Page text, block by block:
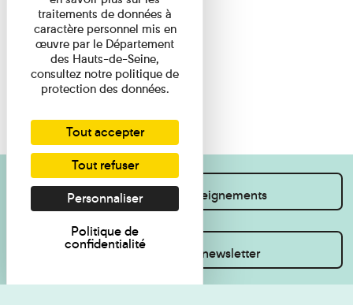
Je souhaite des renseignements
Inscrivez-vous à la newsletter
traitements de données à
caractère personnel mis en
œuvre par le Département
des Hauts-de-Seine,
consultez notre politique de
protection des données.
Tout accepter
Tout refuser
Personnaliser
Politique de
confidentialité